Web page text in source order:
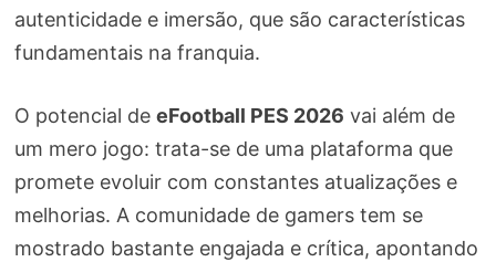
autenticidade e imersão, que são características
fundamentais na franquia.
O potencial de eFootball PES 2026 vai além de
um mero jogo: trata-se de uma plataforma que
promete evoluir com constantes atualizações e
melhorias. A comunidade de gamers tem se
mostrado bastante engajada e crítica, apontando